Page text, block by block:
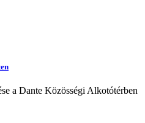
a Dante Közösségi Alkotótérben